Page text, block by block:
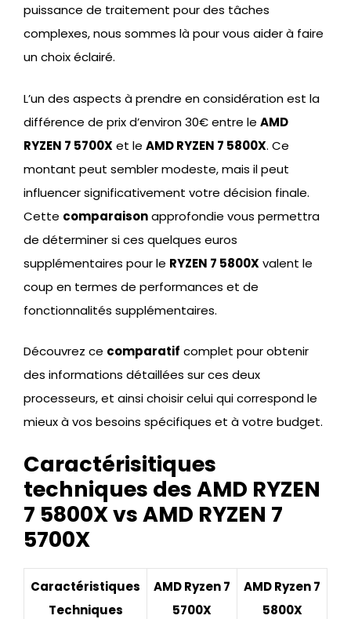
puissance de traitement pour des tâches
complexes, nous sommes là pour vous aider à faire
un choix éclairé.
L’un des aspects à prendre en considération est la
différence de prix d’environ 30€ entre le AMD
RYZEN 7 5700Xet le AMD RYZEN 7 5800X. Ce
montant peut sembler modeste, mais il peut
influencer significativement votre décision finale.
Cette comparaisonapprofondie vous permettra
de déterminer si ces quelques euros
supplémentaires pour le RYZEN 7 5800Xvalent le
coup en termes de performances et de
fonctionnalités supplémentaires.
Découvrez ce comparatif complet pour obtenir
des informations détaillées sur ces deux
processeurs, et ainsi choisir celui qui correspond le
mieux à vos besoins spécifiques et à votre budget.
Caractérisitiques
techniques des AMD RYZEN
7 5800X vs AMD RYZEN 7
5700X
Caractéristiques
Techniques
AMD Ryzen 7
5700X
AMD Ryzen 7
5800X